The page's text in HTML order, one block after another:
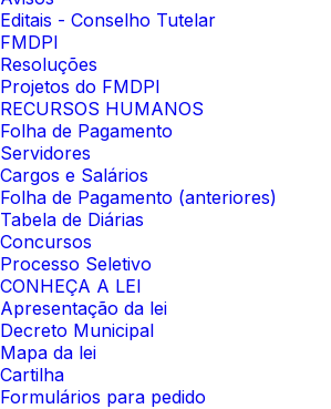
Editais - Conselho Tutelar
FMDPI
Resoluções
Projetos do FMDPI
RECURSOS HUMANOS
Folha de Pagamento
Servidores
Cargos e Salários
Folha de Pagamento (anteriores)
Tabela de Diárias
Concursos
Processo Seletivo
CONHEÇA A LEI
Apresentação da lei
Decreto Municipal
Mapa da lei
Cartilha
Formulários para pedido